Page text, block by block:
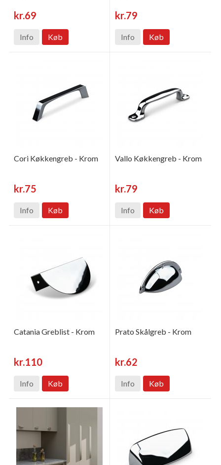
kr.69
Info Køb
kr.79
Info Køb
Cori Køkkengreb - Krom
kr.75
Info Køb
Vallo Køkkengreb - Krom
kr.79
Info Køb
Catania Greblist - Krom
kr.110
Info Køb
Prato Skålgreb - Krom
kr.62
Info Køb